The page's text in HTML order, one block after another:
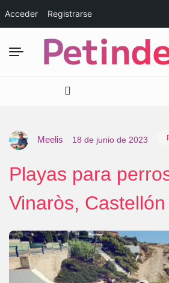
Acceder Registrarse
Meelis 18 de junio de 2023
Playas para
Vinaròs, Castellón